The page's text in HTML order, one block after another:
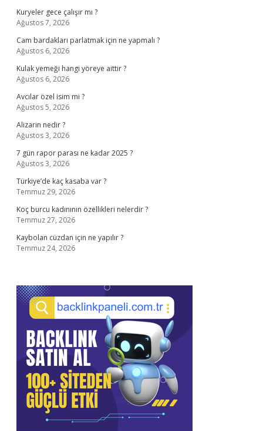
Kuryeler gece çalışır mı ?
Ağustos 7, 2026
Cam bardakları parlatmak için ne yapmalı ?
Ağustos 6, 2026
Kulak yemeği hangi yöreye aittir ?
Ağustos 6, 2026
Avcılar özel isim mi ?
Ağustos 5, 2026
Alizarin nedir ?
Ağustos 3, 2026
7 gün rapor parası ne kadar 2025 ?
Ağustos 3, 2026
Türkiye’de kaç kasaba var ?
Temmuz 29, 2026
Koç burcu kadınının özellikleri nelerdir ?
Temmuz 27, 2026
Kaybolan cüzdan için ne yapılır ?
Temmuz 24, 2026